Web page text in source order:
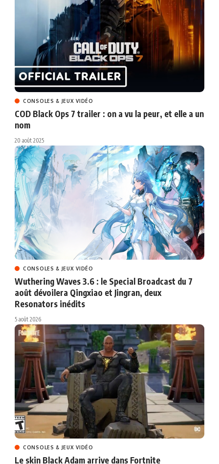
CONSOLES & JEUX VIDÉO
COD Black Ops 7 trailer : on a vu la peur, et elle a un
nom
20 août 2025
CONSOLES & JEUX VIDÉO
Wuthering Waves 3.6 : le Special Broadcast du 7
août dévoilera Qingxiao et Jingran, deux
Resonators inédits
5 août 2026
CONSOLES & JEUX VIDÉO
Le skin Black Adam arrive dans Fortnite